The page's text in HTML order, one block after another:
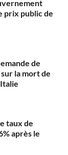
prix public de
de
la mort de
taux de
après le